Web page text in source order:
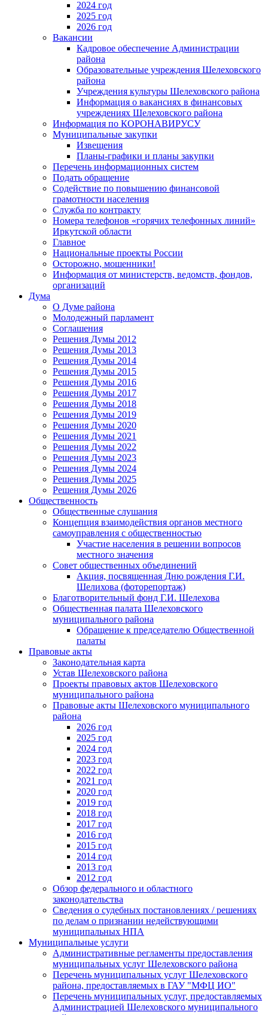
2024 год
2025 год
2026 год
Вакансии
Кадровое обеспечение Администрации
района
Образовательные учреждения Шелеховского
района
Учреждения культуры Шелеховского района
Информация о вакансиях в финансовых
учреждениях Шелеховского района
Информация по КОРОНАВИРУСУ
Муниципальные закупки
Извещения
Планы-графики и планы закупки
Перечень информационных систем
Подать обращение
Содействие по повышению финансовой
грамотности населения
Служба по контракту
Номера телефонов «горячих телефонных линий»
Иркутской области
Главное
Национальные проекты России
Осторожно, мошенники!
Информация от министерств, ведомств, фондов,
организаций
Дума
О Думе района
Молодежный парламент
Соглашения
Решения Думы 2012
Решения Думы 2013
Решения Думы 2014
Решения Думы 2015
Решения Думы 2016
Решения Думы 2017
Решения Думы 2018
Решения Думы 2019
Решения Думы 2020
Решения Думы 2021
Решения Думы 2022
Решения Думы 2023
Решения Думы 2024
Решения Думы 2025
Решения Думы 2026
Общественность
Общественные слушания
Концепция взаимодействия органов местного
самоуправления с общественностью
Участие населения в решении вопросов
местного значения
Совет общественных объединений
Акция, посвященная Дню рождения Г.И.
Шелихова (фоторепортаж)
Благотворительный фонд Г.И. Шелехова
Общественная палата Шелеховского
муниципального района
Обращение к председателю Общественной
палаты
Правовые акты
Законодательная карта
Устав Шелеховского района
Проекты правовых актов Шелеховского
муниципального района
Правовые акты Шелеховского муниципального
района
2026 год
2025 год
2024 год
2023 год
2022 год
2021 год
2020 год
2019 год
2018 год
2017 год
2016 год
2015 год
2014 год
2013 год
2012 год
Обзор федерального и областного
законодательства
Сведения о судебных постановлениях / решениях
по делам о признании недействующими
муниципальных НПА
Муниципальные услуги
Административные регламенты предоставления
муниципальных услуг Шелеховского района
Перечень муниципальных услуг Шелеховского
района, предоставляемых в ГАУ "МФЦ ИО"
Перечень муниципальных услуг, предоставляемых
Администрацией Шелеховского муниципального